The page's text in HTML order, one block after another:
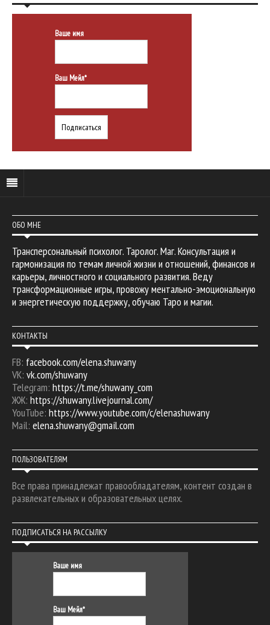
Ваше имя
Ваш Мейл*
ОБО МНЕ
Трансперсональный психолог. Таролог. Маг. Консультация и
гармонизация по темам личной жизни и отношений, финансов и
карьеры, личностного и социального развития. Веду
трансформационные игры, провожу ментально-эмоциональную
и энергетическую поддержку, обучаю Таро и магии.
КОНТАКТЫ
FB: facebook.com/elena.shuwany
VK: vk.com/shuwany
Telegram: https://t.me/shuwany_com
ЖЖ: https://shuwany.livejournal.com/
YouTube: https://www.youtube.com/c/elenashuwany
Mail: elena.shuwany@gmail.com
ПОЛЬЗОВАТЕЛЯМ
Все права принадлежат правообладателям, контент создан в
развлекательных и образовательных целях.
ПОДПИСАТЬСЯ НА РАССЫЛКУ
Ваше имя
Ваш Мейл*